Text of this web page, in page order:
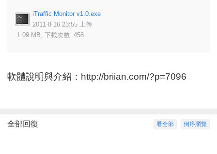
iTraffic Monitor v1.0.exe
2011-8-16 23:55 上傳
1.09 MB, 下載次數: 458
軟體說明與介紹： http://briian.com/?p=7096
倒序瀏覽
看全部
全部回復